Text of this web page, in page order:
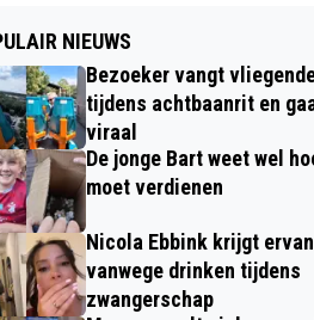
NIEUWS
Bezoeker vangt
tijdens achtbaanrit en
viraal
De jonge Bart weet wel
moet verdienen
Nicola Ebbink krijgt
vanwege drinken tijdens
zwangerschap